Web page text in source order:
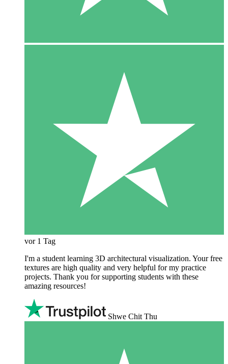
vor 1 Tag
I'm a student learning 3D architectural visualization. Your free
textures are high quality and very helpful for my practice
projects. Thank you for supporting students with these
amazing resources!
Shwe Chit Thu